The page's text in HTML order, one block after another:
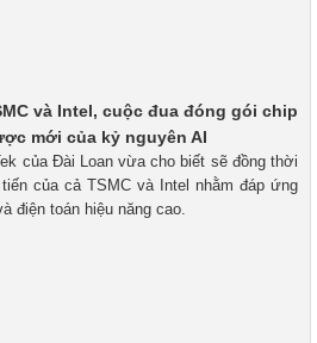
và Intel, cuộc đua đóng gói chip
mới của kỷ nguyên AI
của Đài Loan vừa cho biết sẽ đồng thời
của cả TSMC và Intel nhằm đáp ứng
điện toán hiệu năng cao.